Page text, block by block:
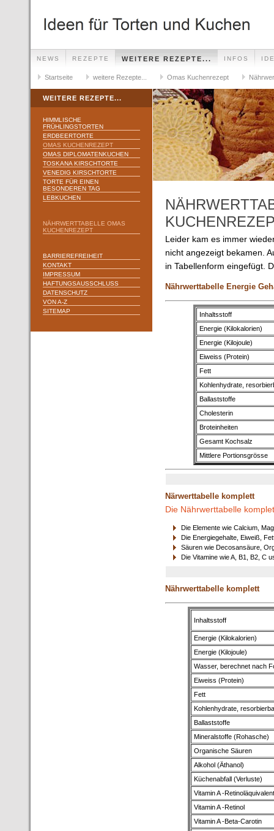
NEWS REZEPTE WEITERE REZEPTE... INFOS
Startseite weitere Rezepte... Omas Kuchenrezept
WEITERE REZEPTE...
HIMMLISCHE
FRÜHLINGSTORTEN
ERDBEERTORTE
OMAS KUCHENREZEPT
OMAS DIPLOMATENKUCHEN
TOSKANA KIRSCHTORTE
VENEDIG KIRSCHTORTE
TORTE FÜR EINEN
BESONDEREN TAG
LEBKUCHEN
NÄHRWERTTABELLE OMAS
KUCHENREZEPT
BARRIEREFREIHEIT
KONTAKT
IMPRESSUM
HAFTUNGSAUSSCHLUSS
DATENSCHUTZ
VON A-Z
SITEMAP
Leider kam es immer
nicht angezeigt bekamen.
in Tabellenform eingefügt.
Nährwerttabelle Energie
Inhaltsstoff
Energie (Kilokalorien)
Energie (Kilojoule)
Eiweiss (Protein)
Fett
Kohlenhydrate,
Ballaststoffe
Cholesterin
Broteinheiten
Gesamt Kochsalz
Mittlere Portionsgrösse
Närwerttabelle komplett
Die Nährwerttabelle
Die Elemente wie Calcium,
Die Energiegehalte, Eiweiß,
Säuren wie Decosansäure,
Die Vitamine wie A, B1, B2, C
Nährwerttabelle komplett
Inhaltsstoff
Energie (Kilokalorien)
Energie (Kilojoule)
Wasser, berechnet nach
Eiweiss (Protein)
Fett
Kohlenhydrate,
Ballaststoffe
Mineralstoffe (Rohasche)
Organische Säuren
Alkohol (Äthanol)
Küchenabfall (Verluste)
Vitamin A -Retinoläquivalent
Vitamin A -Retinol
Vitamin A -Beta-Carotin